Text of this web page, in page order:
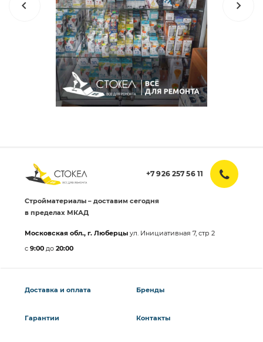
+7 926 257 56 11
Стройматериалы – доставим сегодня
в пределах МКАД
Московская обл., г. Люберцы ул. Инициативная 7, стр 2
с 9:00 до 20:00
Доставка и оплата
Гарантии
Бренды
Контакты